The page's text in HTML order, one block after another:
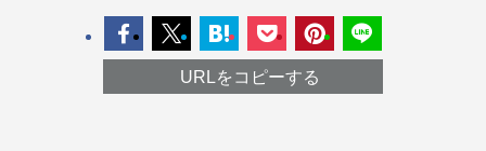
URLをコピーする